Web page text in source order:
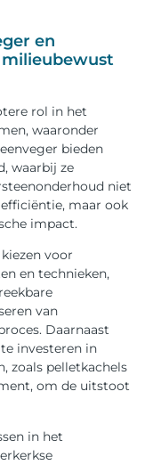
en
milieubewust
rol in het
waaronder
bieden
waarbij ze
niet
maar ook
impact.
voor
en technieken,
van
Daarnaast
investeren in
zoals pelletkachels
om de uitstoot
in het